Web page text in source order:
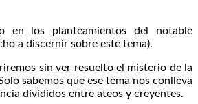
en los planteamientos del notable
a discernir sobre este tema).
sin ver resuelto el misterio de la
sabemos que ese tema nos conlleva
divididos entre ateos y creyentes.